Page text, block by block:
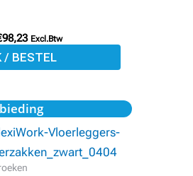
98,23 Excl.Btw
/ BESTEL
worden
op
productpagina
Huidige
prijs
is:
Dit
product
heeft
meerdere